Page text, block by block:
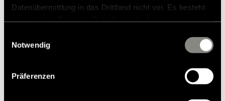
Datenübermittlung in das Drittland nicht vor. Es besteht
zustehen. Eingesetzte Dienstleister können Daten für
zusammenführen. Weitere Informationen finden Sie in
unsererDatenschutzerklärung
. Akzeptieren Sie oder
Notwendig
Präferenzen
Parkpilot – Parkeringshjelp bak